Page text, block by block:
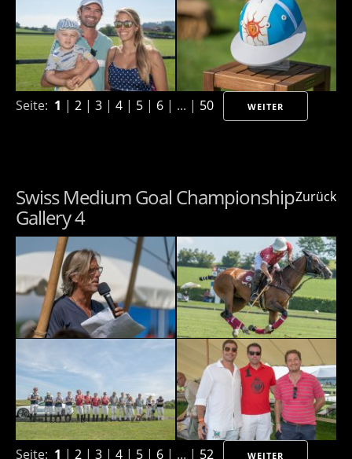
Seite: 1 | 2 | 3 | 4 | 5 | 6 | ... | 50 WEITER
Zurück
Swiss Medium Goal Championship
Gallery 4
Seite: 1 | 2 | 3 | 4 | 5 | 6 | ... | 52 WEITER